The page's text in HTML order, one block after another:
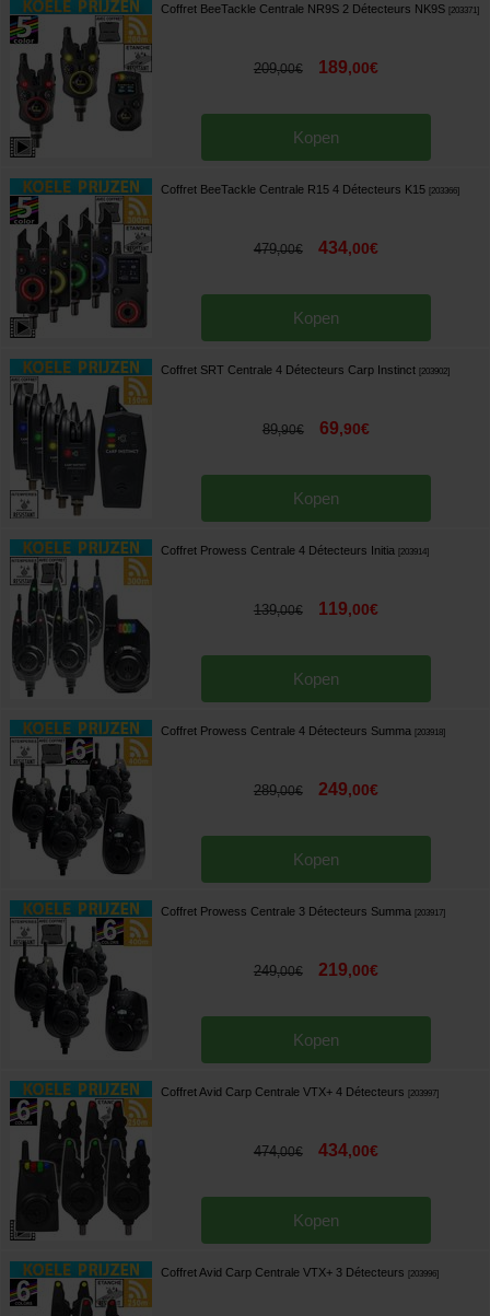
Coffret BeeTackle Centrale NR9S 2 Détecteurs NK9S 203371]
209,00€ 189,00€
Kopen
Coffret BeeTackle Centrale R15 4 Détecteurs K15 203366]
479,00€ 434,00€
Kopen
Coffret SRT Centrale 4 Détecteurs Carp Instinct 203902]
89,90€ 69,90€
Kopen
Coffret Prowess Centrale 4 Détecteurs Initia 203914]
139,00€ 119,00€
Kopen
Coffret Prowess Centrale 4 Détecteurs Summa 203918]
289,00€ 249,00€
Kopen
Coffret Prowess Centrale 3 Détecteurs Summa 203917]
249,00€ 219,00€
Kopen
Coffret Avid Carp Centrale VTX+ 4 Détecteurs 203997]
474,00€ 434,00€
Kopen
Coffret Avid Carp Centrale VTX+ 3 Détecteurs 203996]